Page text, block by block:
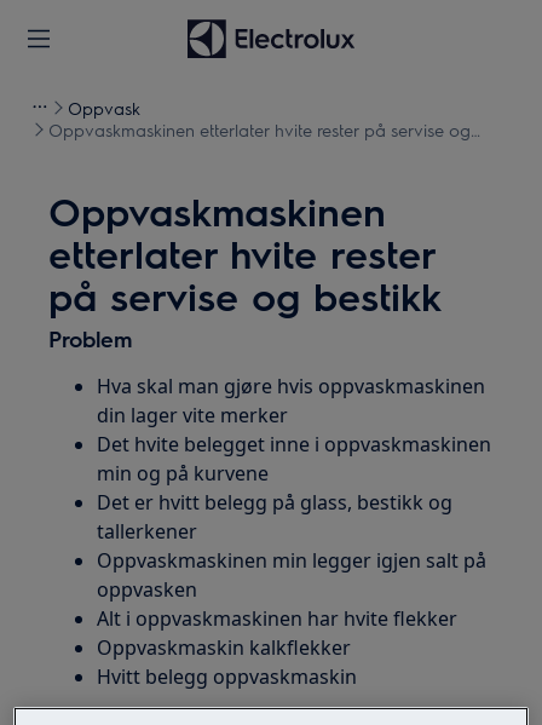
Oppvask
Oppvaskmaskinen etterlater hvite rester på servise og
Oppvaskmaskinen
etterlater hvite rester
på servise og bestikk
Problem
Hva skal man gjøre hvis oppvaskmaskinen
din lager vite merker
Det hvite belegget inne i oppvaskmaskinen
min og på kurvene
Det er hvitt belegg på glass, bestikk og
tallerkener
Oppvaskmaskinen min legger igjen salt på
oppvasken
Alt i oppvaskmaskinen har hvite flekker
Oppvaskmaskin kalkflekker
Hvitt belegg oppvaskmaskin